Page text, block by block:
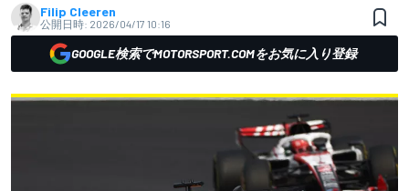
Filip Cleeren
公開日時: 2026/04/17 10:16
GOOGLE検索でMOTORSPORT.COMをお気に入り登録